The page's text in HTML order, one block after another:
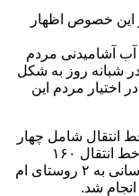
این خصوص اظهار
آب آشامیدنی مردم
و ۵۰۰ متر مکعب در شبانه روز به شکل
اختیار مردم این
با اجرای ۶ کیلومتر خط انتقال شامل چهار
کیلومتر خط انتقال ۲۵۰ میلیمتر و ۲ کیلومتر خط انتقال ۱۶۰
میلیمتر و اتصال به تصفیه خانه گروه ملی آبرسانی به ۲ روستای ام